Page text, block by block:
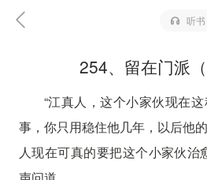
听书
254、留在门派（
“江真人，这个小家伙现在
事，你只用稳住他几年，以后他
人现在可真的要把这个小家伙治